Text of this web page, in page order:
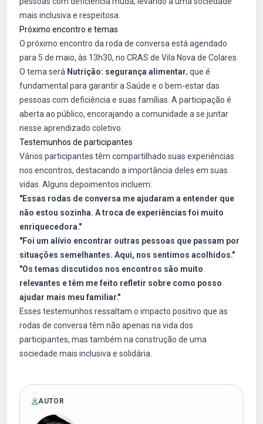
mais inclusiva e respeitosa.
Próximo encontro e temas
O próximo encontro da roda de conversa está agendado
para 5 de maio, às 13h30, no CRAS de Vila Nova de Colares.
O tema será Nutrição: segurança alimentar, que é
fundamental para garantir a Saúde e o bem-estar das
pessoas com deficiência e suas famílias. A participação é
aberta ao público, encorajando a comunidade a se juntar
nesse aprendizado coletivo.
Testemunhos de participantes
Vários participantes têm compartilhado suas experiências
nos encontros, destacando a importância deles em suas
vidas. Alguns depoimentos incluem:
"Essas rodas de conversa me ajudaram a entender que
não estou sozinha. A troca de experiências foi muito
enriquecedora."
"Foi um alívio encontrar outras pessoas que passam por
situações semelhantes. Aqui, nos sentimos acolhidos."
"Os temas discutidos nos encontros são muito
relevantes e têm me feito refletir sobre como posso
ajudar mais meu familiar."
Esses testemunhos ressaltam o impacto positivo que as
rodas de conversa têm não apenas na vida dos
participantes, mas também na construção de uma
sociedade mais inclusiva e solidária.
AUTOR